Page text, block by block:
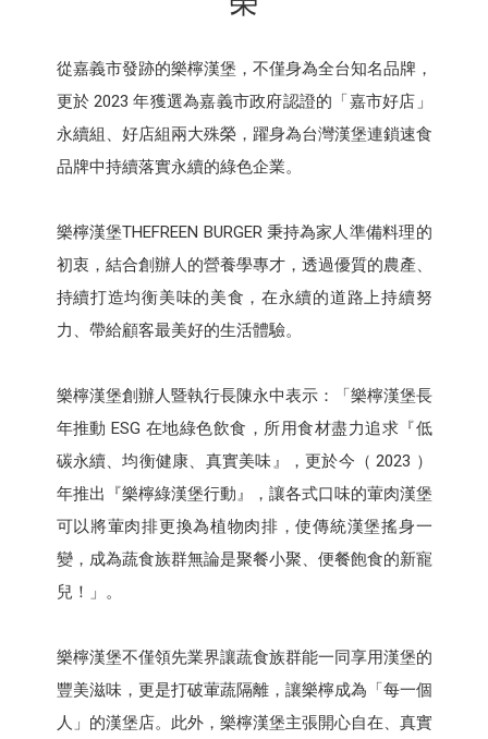
從嘉義市發跡的樂檸漢堡，不僅身為全台知名品牌，
更於 2023 年獲選為嘉義市政府認證的「嘉市好店」
永續組、好店組兩大殊榮，躍身為台灣漢堡連鎖速食
品牌中持續落實永續的綠色企業。
樂檸漢堡THEFREEN BURGER 秉持為家人準備料理的
初衷，結合創辦人的營養學專才，透過優質的農產、
持續打造均衡美味的美食，在永續的道路上持續努
力、帶給顧客最美好的生活體驗。
樂檸漢堡創辦人暨執行長陳永中表示：「樂檸漢堡長
年推動 ESG 在地綠色飲食，所用食材盡力追求『低
碳永續、均衡健康、真實美味』，更於今（ 2023 ）
年推出『樂檸綠漢堡行動』，讓各式口味的葷肉漢堡
可以將葷肉排更換為植物肉排，使傳統漢堡搖身一
變，成為蔬食族群無論是聚餐小聚、便餐飽食的新寵
兒！」。
樂檸漢堡不僅領先業界讓蔬食族群能一同享用漢堡的
豐美滋味，更是打破葷蔬隔離，讓樂檸成為「每一個
人」的漢堡店。此外，樂檸漢堡主張開心自在、真實